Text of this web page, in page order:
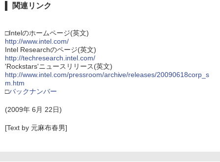
関連リンク
□Intelのホームページ(英文)
http://www.intel.com/
Intel Researchのページ(英文)
http://techresearch.intel.com/
'Rockstars'ニュースリリース(英文)
http://www.intel.com/pressroom/archive/releases/20090618corp_s
m.htm
□バックナンバー
(2009年 6月 22日)
[Text by 元麻布春男]